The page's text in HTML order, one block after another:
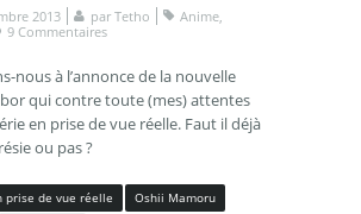
2013 par Tetho Anime,
9 Commentaires
nous à l’annonce de la nouvelle
qui contre toute (mes) attentes
en prise de vue réelle. Faut il déjà
ou pas ?
prise de vue réelle
Oshii Mamoru